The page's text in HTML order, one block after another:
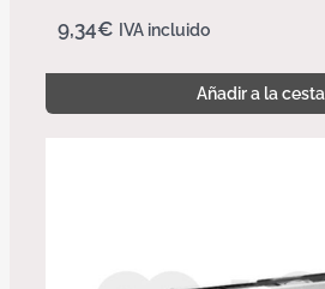
9,34€ IVA incluido
Añadir a la cesta